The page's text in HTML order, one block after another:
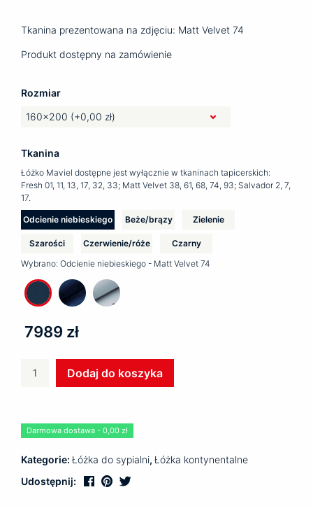
Tkanina prezentowana na zdjęciu: Matt Velvet 74
Produkt dostępny na zamówienie
Rozmiar
Tkanina
Łóżko Maviel dostępne jest wyłącznie w tkaninach tapicerskich:
Fresh 01, 11, 13, 17, 32, 33; Matt Velvet 38, 61, 68, 74, 93; Salvador 2, 7,
17.
Odcienie niebieskiego Beże/brązy Zielenie
Szarości Czerwienie/róże
Czarny
Wybrano: Odcienie niebieskiego - Matt Velvet 74
7989 zł
Łóżko
Dodaj do koszyka
Darmowa dostawa - 0,00 zł
Kategorie: Łóżka do sypialni, Łóżka kontynentalne
Udostępnij: